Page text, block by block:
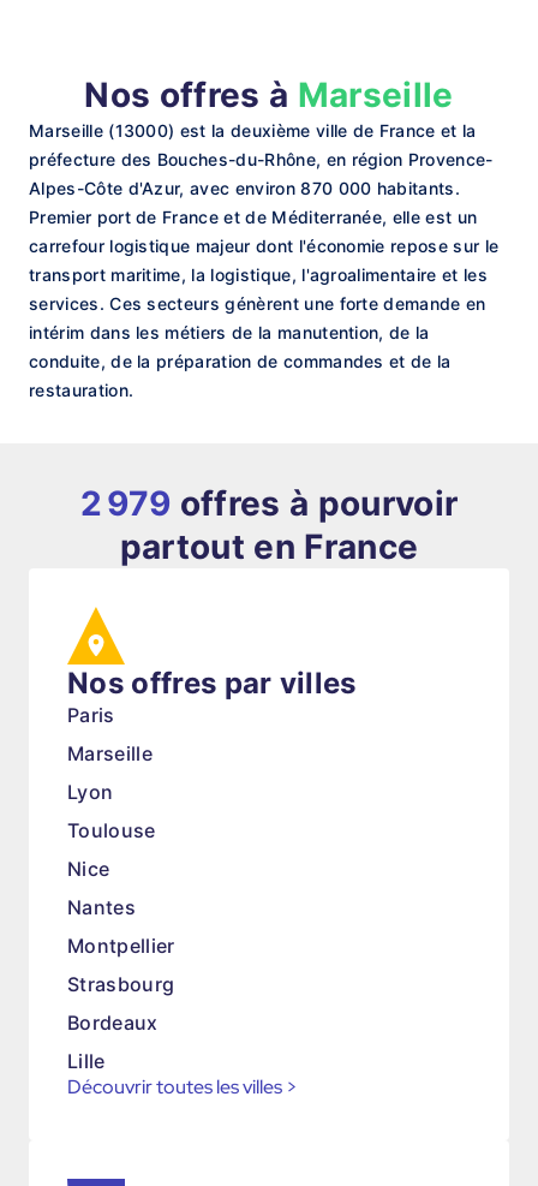
Nos offres à Marseille
Marseille (13000) est la deuxième ville de France et la
préfecture des Bouches-du-Rhône, en région Provence-
Alpes-Côte d'Azur, avec environ 870 000 habitants.
Premier port de France et de Méditerranée, elle est un
carrefour logistique majeur dont l'économie repose sur le
transport maritime, la logistique, l'agroalimentaire et les
services. Ces secteurs génèrent une forte demande en
intérim dans les métiers de la manutention, de la
conduite, de la préparation de commandes et de la
restauration.
2 979 offres à pourvoir
partout en France
Nos offres par villes
Paris
Marseille
Lyon
Toulouse
Nice
Nantes
Montpellier
Strasbourg
Bordeaux
Lille
Découvrir toutes les villes >